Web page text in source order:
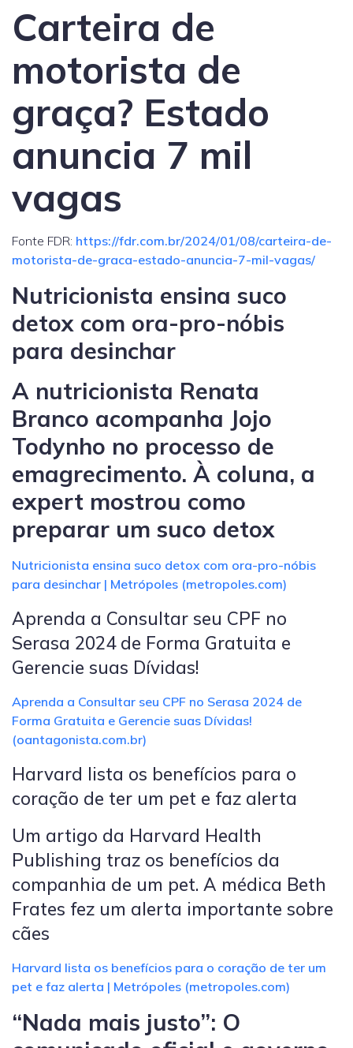
Carteira de
motorista de
graça? Estado
anuncia 7 mil
vagas
Fonte FDR: https://fdr.com.br/2024/01/08/carteira-de-
motorista-de-graca-estado-anuncia-7-mil-vagas/
Nutricionista ensina suco
detox com ora-pro-nóbis
para desinchar
A nutricionista Renata
Branco acompanha Jojo
Todynho no processo de
emagrecimento. À coluna, a
expert mostrou como
preparar um suco detox
Nutricionista ensina suco detox com ora-pro-nóbis
para desinchar | Metrópoles (metropoles.com)
Aprenda a Consultar seu CPF no
Serasa 2024 de Forma Gratuita e
Gerencie suas Dívidas!
Aprenda a Consultar seu CPF no Serasa 2024 de
Forma Gratuita e Gerencie suas Dívidas!
(oantagonista.com.br)
Harvard lista os benefícios para o
coração de ter um pet e faz alerta
Um artigo da Harvard Health
Publishing traz os benefícios da
companhia de um pet. A médica Beth
Frates fez um alerta importante sobre
cães
Harvard lista os benefícios para o coração de ter um
pet e faz alerta | Metrópoles (metropoles.com)
“Nada mais justo”: O